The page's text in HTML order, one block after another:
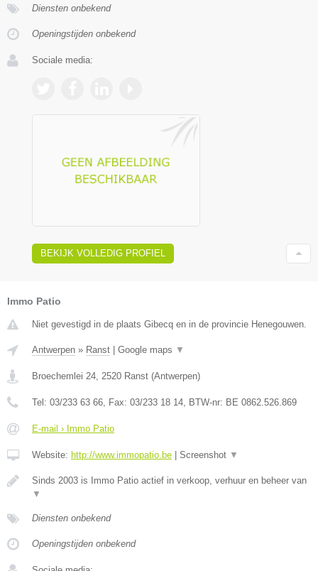
Diensten onbekend
Openingstijden onbekend
Sociale media:
BEKIJK VOLLEDIG PROFIEL
Immo Patio
Niet gevestigd in de plaats Gibecq en in de provincie Henegouwen.
Antwerpen » Ranst Google maps ▼
Broechemlei 24, 2520 Ranst (Antwerpen)
Tel: 03/233 63 66, Fax: 03/233 18 14, BTW-nr: BE 0862.526.869
E-mail › Immo Patio
Website: http://www.immopatio.be Screenshot ▼
Sinds 2003 is Immo Patio actief in verkoop, verhuur en beheer van
▼
Diensten onbekend
Openingstijden onbekend